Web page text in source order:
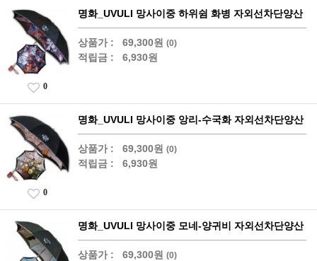
명화_UVULI 망사이중 하위쉼 화병 자외선차단양산
상품가 : 69,300원 (0)
적립금 : 6,930원
0
명화_UVULI 망사이중 앙리-수국화 자외선차단양산
상품가 : 69,300원 (0)
적립금 : 6,930원
0
명화_UVULI 망사이중 모네-양귀비 자외선차단양산
상품가 : 69,300원 (0)